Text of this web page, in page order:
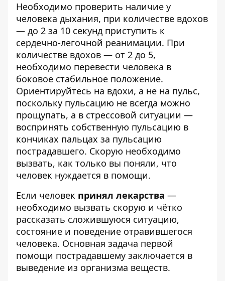
Необходимо проверить наличие у
человека дыхания, при количестве вдохов
— до 2 за 10 секунд приступить к
сердечно-легочной реанимации. При
количестве вдохов — от 2 до 5,
необходимо перевести человека в
боковое стабильное положение.
Ориентируйтесь на вдохи, а не на пульс,
поскольку пульсацию не всегда можно
прощупать, а в стрессовой ситуации —
воспринять собственную пульсацию в
кончиках пальцах за пульсацию
пострадавшего. Скорую необходимо
вызвать, как только вы поняли, что
человек нуждается в помощи.
Если человек принял лекарства —
необходимо вызвать скорую и чётко
рассказать сложившуюся ситуацию,
состояние и поведение отравившегося
человека. Основная задача первой
помощи пострадавшему заключается в
выведение из организма веществ.